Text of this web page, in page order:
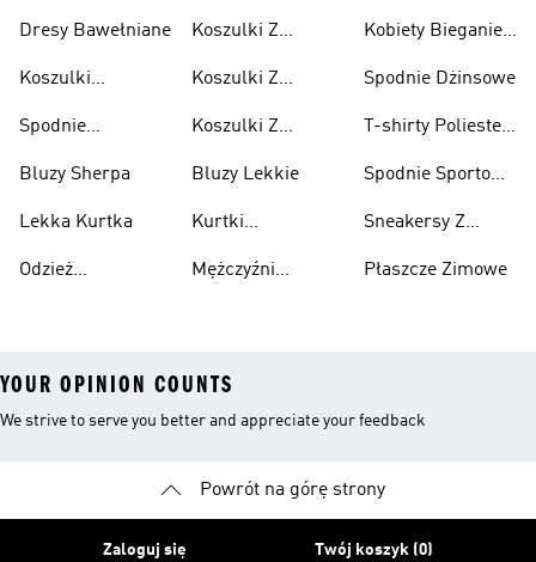
Dresy Bawełniane
Koszulki
Spodnie
Bluzy Sherpa
Lekka Kurtka
Odzież
Koszulki Z
Męskie
Koszulki Z
Damska
Koszulki Z
Bluzy Lekkie
Kurtki
Mężczyźni
Lifestyle
Kobiety Bieganie I
Spodnie Dżinsowe
T-shirty Poliester
Spodnie Sportowe
Recyklingu
Sneakersy Z
Cholewką
Płaszcze Zimowe
YOUR OPINION COUNTS
We strive to serve you better and appreciate your feedback
Powrót na górę strony
Zaloguj się Twój koszyk (0)